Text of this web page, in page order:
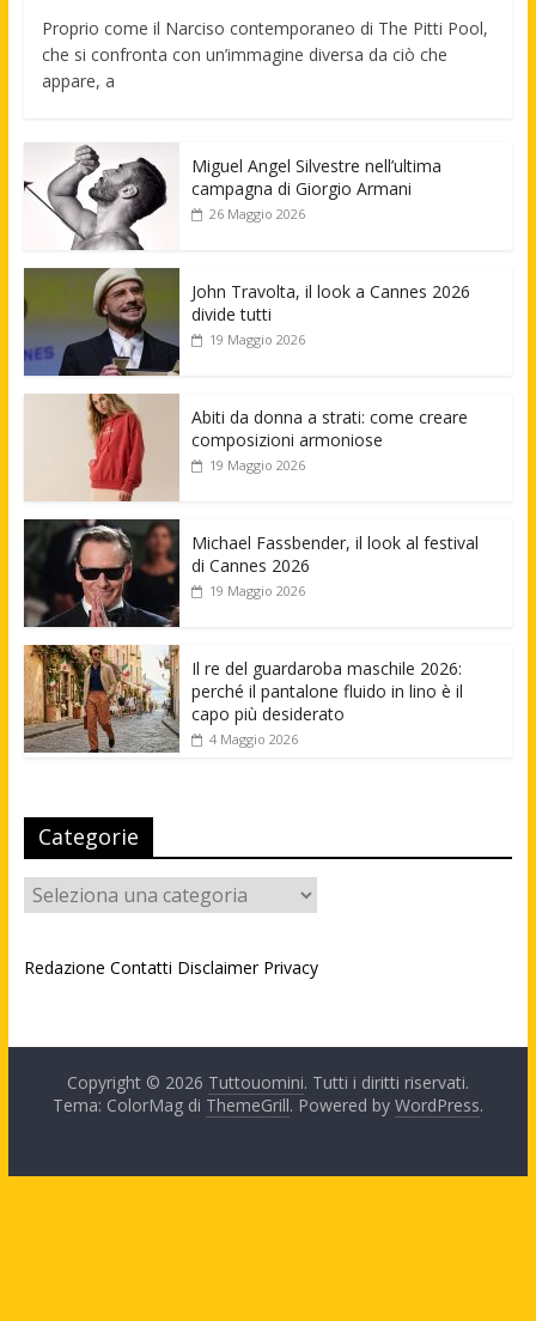
Proprio come il Narciso contemporaneo di The Pitti Pool,
che si confronta con un’immagine diversa da ciò che
appare, a
Miguel Angel Silvestre nell’ultima
campagna di Giorgio Armani
26 Maggio 2026
John Travolta, il look a Cannes 2026
divide tutti
19 Maggio 2026
Abiti da donna a strati: come creare
composizioni armoniose
19 Maggio 2026
Michael Fassbender, il look al festival
di Cannes 2026
19 Maggio 2026
Il re del guardaroba maschile 2026:
perché il pantalone fluido in lino è il
capo più desiderato
4 Maggio 2026
Categorie
Categorie
Redazione Contatti Disclaimer Privacy
Copyright © 2026 Tuttouomini. Tutti i diritti riservati.
Tema: ColorMag di ThemeGrill. Powered by WordPress.